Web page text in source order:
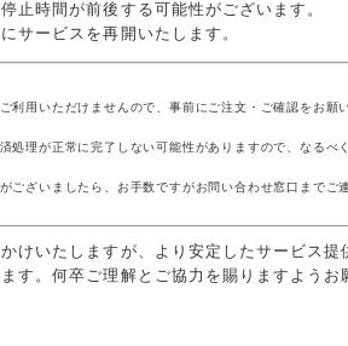
止時間が前後する可能性がございます。
サービスを再開いたします。
利用いただけませんので、事前にご注文・ご確認をお願
処理が正常に完了しない可能性がありますので、なるべ
ございましたら、お手数ですがお問い合わせ窓口までご
けいたしますが、より安定したサービス提
す。何卒ご理解とご協力を賜りますようお